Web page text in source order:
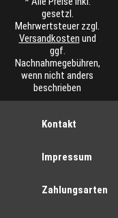
gesetzl.
Mehrwertsteuer zzgl.
Versandkosten und
ggf.
Nachnahmegebühren,
wenn nicht anders
beschrieben
Kontakt
Impressum
Zahlungsarten